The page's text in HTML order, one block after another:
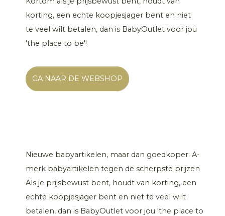
korting, een echte koopjesjager bent en niet
te veel wilt betalen, dan is BabyOutlet voor jou
'the place to be'!
GA NAAR DE WEBSHOP
Nieuwe babyartikelen, maar dan goedkoper. A-
merk babyartikelen tegen de scherpste prijzen
Als je prijsbewust bent, houdt van korting, een
echte koopjesjager bent en niet te veel wilt
betalen, dan is BabyOutlet voor jou 'the place to